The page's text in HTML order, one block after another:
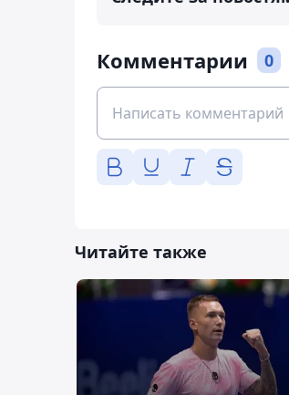
Комментарии 0
Читайте также